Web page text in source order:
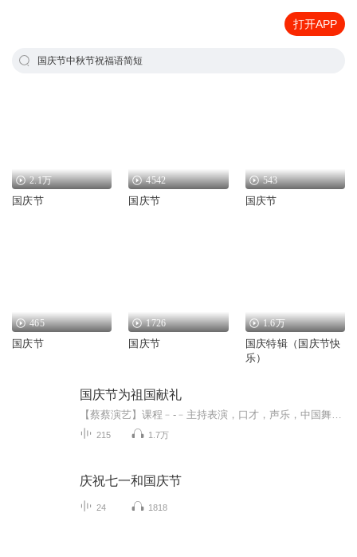
打开APP
国庆节中秋节祝福语简短
2.1万
国庆节
4542
国庆节
543
国庆节
465
国庆节
1726
国庆节
1.6万
国庆特辑（国庆节快
乐）
国庆节为祖国献礼
215 1.7万
庆祝七一和国庆节
24 1818